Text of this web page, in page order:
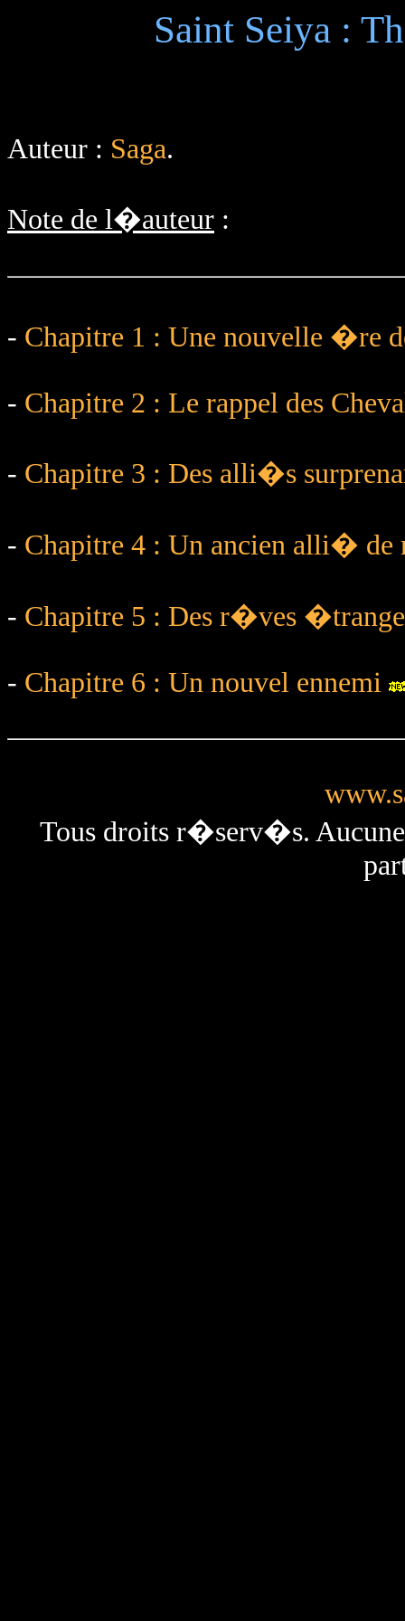
Saint Seiya :
Auteur : Saga.
Note de l�auteur :
- Chapitre 1 : Une nouvelle �re
- Chapitre 2 : Le rappel des
- Chapitre 3 : Des alli�s
- Chapitre 4 : Un ancien alli� de
- Chapitre 5 : Des r�ves
- Chapitre 6 : Un nouvel ennemi
Tous droits r�serv�s.